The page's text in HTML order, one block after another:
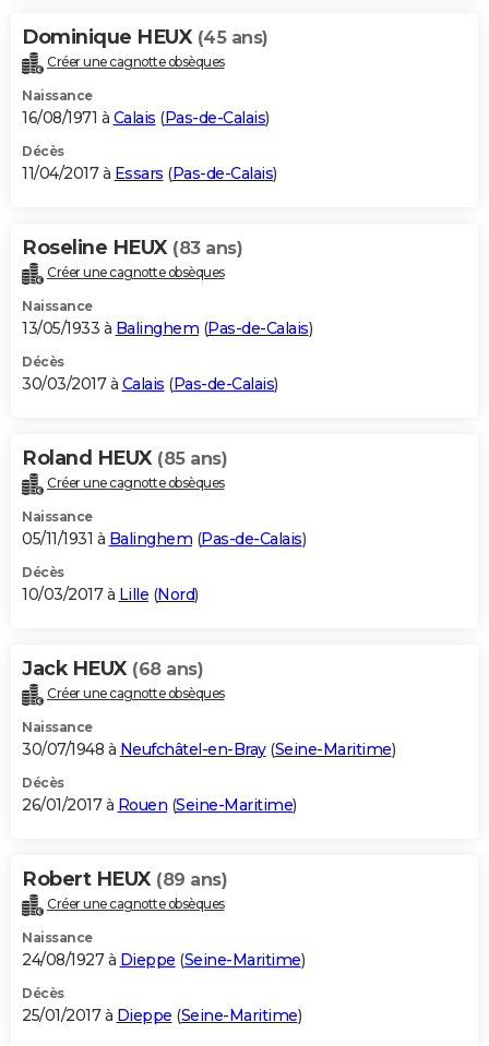
Dominique HEUX (45 ans)
Créer une cagnotte obsèques
Naissance
16/08/1971 à Calais (Pas-de-Calais)
Décès
11/04/2017 à Essars (Pas-de-Calais)
Roseline HEUX (83 ans)
Créer une cagnotte obsèques
Naissance
13/05/1933 à Balinghem (Pas-de-Calais)
Décès
30/03/2017 à Calais (Pas-de-Calais)
Roland HEUX (85 ans)
Créer une cagnotte obsèques
Naissance
05/11/1931 à Balinghem (Pas-de-Calais)
Décès
10/03/2017 à Lille (Nord)
Jack HEUX (68 ans)
Créer une cagnotte obsèques
Naissance
30/07/1948 à Neufchâtel-en-Bray(Seine-Maritime)
Décès
26/01/2017 à Rouen (Seine-Maritime)
Robert HEUX (89 ans)
Créer une cagnotte obsèques
Naissance
24/08/1927 à Dieppe (Seine-Maritime)
Décès
25/01/2017 à Dieppe (Seine-Maritime)